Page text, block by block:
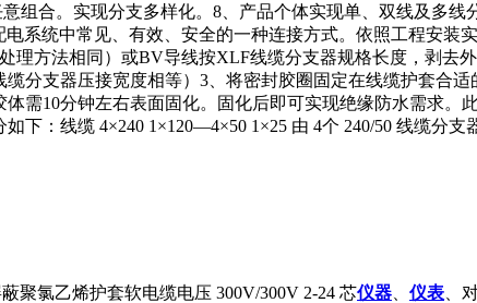
意组合。实现分支多样化。8、产品个体实现单、双线及多
统中常见、有效、安全的一种连接方式。依照工程安装
理方法相同）或BV导线按XLF线缆分支器规格长度，剥去
分支器压接宽度相等）3、将密封胶圈固定在线缆护套合
需10分钟左右表面固化。固化后即可实现绝缘防水需求
下：线缆 4×240 1×120—4×50 1×25 由 4个 240/50 线缆分支
聚氯乙烯护套软电缆电压 300V/300V 2-24 芯仪器 仪表 、